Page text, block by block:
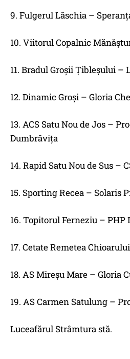
9. Fulgerul Lăschia –
10. Viitorul Copalnic
11. Bradul Groşii Ţibleşului –
12. Dinamic Groşi – Gloria
13. ACS Satu Nou de Jos –
Dumbrăviţa
14. Rapid Satu Nou de Sus –
15. Sporting Recea – Solaris
16. Topitorul Ferneziu – PHP
17. Cetate Remetea
18. AS Mireşu Mare – Gloria
19. AS Carmen Satulung –
Luceafărul Strâmtura stă.